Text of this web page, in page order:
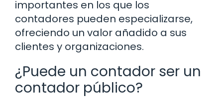
importantes en los que los
contadores pueden especializarse,
ofreciendo un valor añadido a sus
clientes y organizaciones.
¿Puede un contador ser un
contador público?